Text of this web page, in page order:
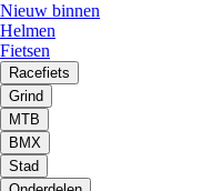
Nieuw binnen
Helmen
Fietsen
Racefiets
Grind
MTB
BMX
Stad